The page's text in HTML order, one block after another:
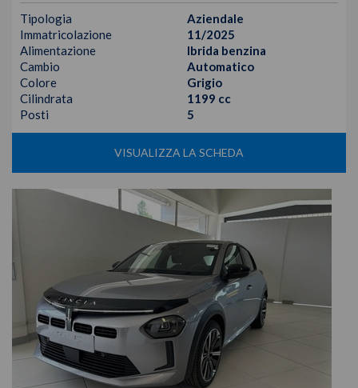
Tipologia
Aziendale
Immatricolazione
11/2025
Alimentazione
Ibrida benzina
Cambio
Automatico
Colore
Grigio
Cilindrata
1199 cc
Posti
5
VISUALIZZA LA SCHEDA